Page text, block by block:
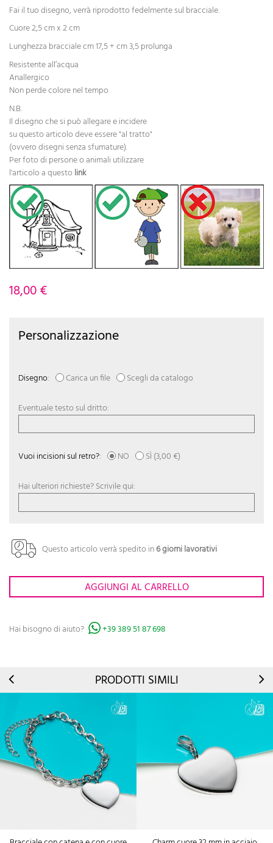
Fai il tuo disegno, verrà riprodotto fedelmente sul bracciale.
Cuore 2,5 cm x 2 cm
Lunghezza bracciale cm 17,5 + cm 3,5 prolunga
Resistente all’acqua
Anallergico
Non perde colore nel tempo
N.B.
Il disegno che si può allegare e incidere
su questo articolo deve essere "al tratto"
(ovvero disegni senza sfumature).
Per foto di persone o animali utilizzare
l'articolo a questolink
18,00 €
Personalizzazione
Disegno: Carica un file Scegli da catalogo
Eventuale testo sul dritto:
Vuoi incisioni sul retro?: NO SÌ (3,00 €)
Hai ulteriori richieste? Scrivile qui:
Questo articolo verrà spedito in6 giorni lavorativi
AGGIUNGI AL CARRELLO
Hai bisogno di aiuto? +39 389 51 87 698
PRODOTTI SIMILI